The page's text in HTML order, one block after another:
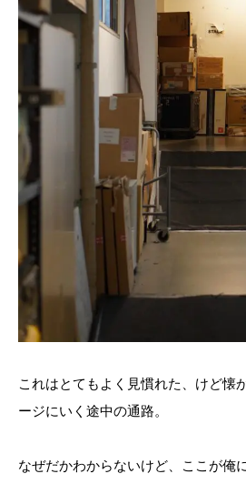
これはとてもよく見慣れた、けど懐
ージにいく途中の通路。
なぜだかわからないけど、ここが俺